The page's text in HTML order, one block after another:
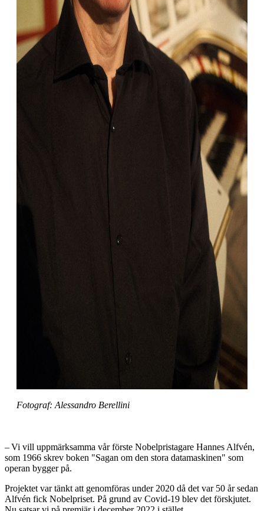
Fotograf: Alessandro Berellini
– Vi vill uppmärksamma vår förste Nobelpristagare Hannes Alfvén,
som 1966 skrev boken "Sagan om den stora datamaskinen" som
operan bygger på.
Projektet var tänkt att genomföras under 2020 då det var 50 år sedan
Alfvén fick Nobelpriset. På grund av Covid-19 blev det förskjutet.